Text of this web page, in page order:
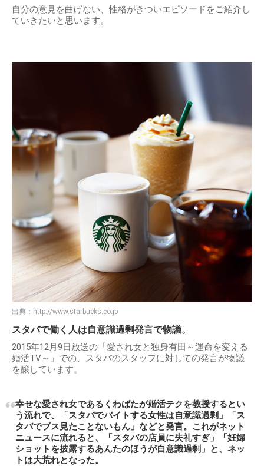
自分の意見を曲げない、性格がきついエピソードをご紹介し
ていきたいと思います。
出典： http://www.starbucks.co.jp
スタバで働く人は自意識過剰発言で物議。
2015年12月9日放送の「愛され女と独身有田～運命を変える
婚活TV～」での、スタバのスタッフに対しての発言が物議
を醸しています。
幸せな愛され女であるくわばたが婚活テクを教授するとい
う流れで、「スタバでバイトする女性は自意識過剰」「ス
タバでブス見たことないもん」などと発言。これがネット
ニュースに流れると、「スタバの店員に失礼すぎ」「妊婦
ショットを披露するあんたのほうが自意識過剰」と、ネッ
トは大荒れとなった。